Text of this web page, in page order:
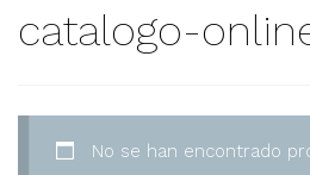
catalogo-
No se han encontrado